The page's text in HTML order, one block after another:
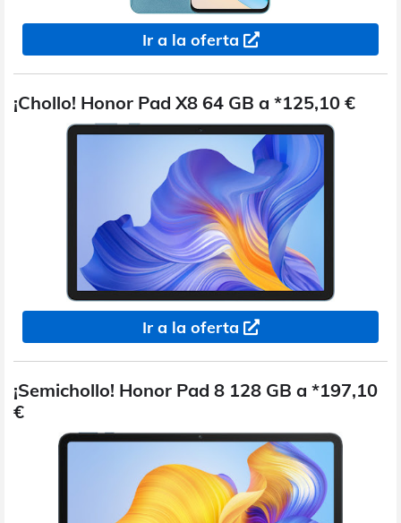
Ir a la oferta
¡Chollo! Honor Pad X8 64 GB a *125,10 €
Ir a la oferta
¡Semichollo! Honor Pad 8 128 GB a *197,10
€